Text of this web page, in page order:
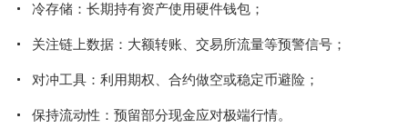
冷存储：长期持有资产使用硬件钱包；
关注链上数据：大额转账、交易所流量等预警信号；
对冲工具：利用期权、合约做空或稳定币避险；
保持流动性：预留部分现金应对极端行情。